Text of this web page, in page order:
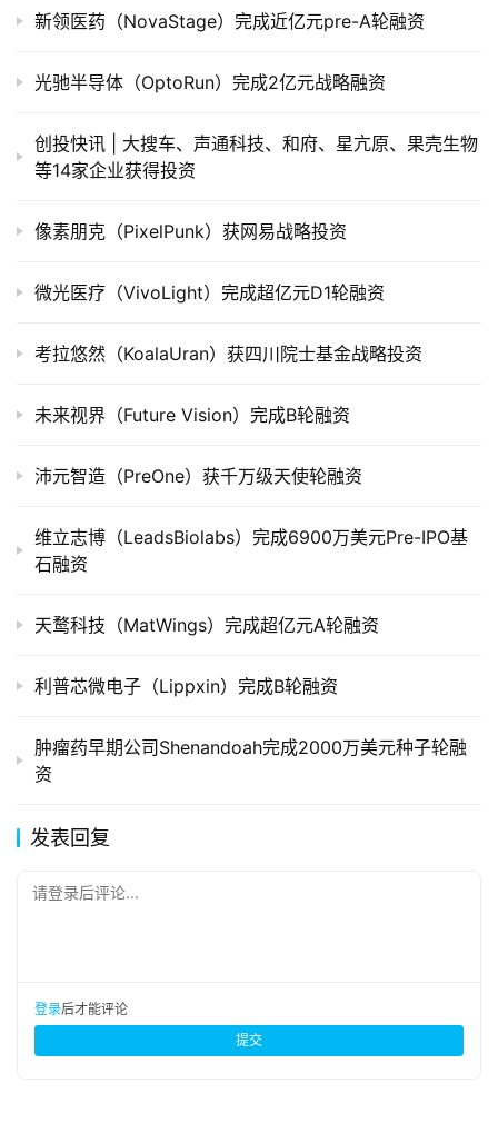
购
组
公
司
投
据
创
学
新领医药（NovaStage）完成近亿元pre-A轮融资
光驰半导体（OptoRun）完成2亿元战略融资
创投快讯 | 大搜车、​声通科技、和府、星亢原、果壳生物
等14家企业获得投资
像素朋克（PixelPunk）获网易战略投资
微光医疗（VivoLight）完成超亿元D1轮融资
考拉悠然（KoalaUran）获四川院士基金战略投资
未来视界（Future Vision）完成B轮融资
沛元智造（PreOne）获千万级天使轮融资
维立志博（LeadsBiolabs）完成6900万美元Pre-IPO基
石融资
天鹜科技（MatWings）完成超亿元A轮融资
利普芯微电子（Lippxin）完成B轮融资
肿瘤药早期公司Shenandoah完成2000万美元种子轮融
资
发表回复
请登录后评论...
登录后才能评论
提交